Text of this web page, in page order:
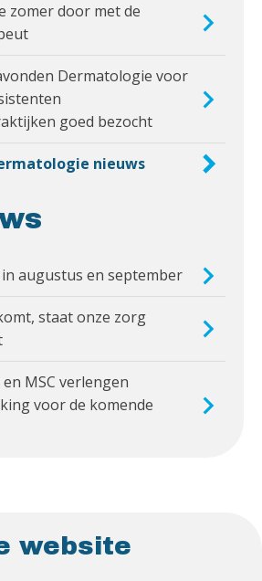
zomer door met de
Dermatologie voor
goed bezocht
nieuws
augustus en september
staat onze zorg
MSC verlengen
voor de komende
website